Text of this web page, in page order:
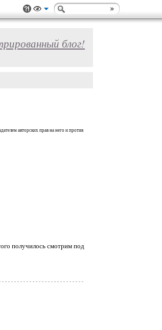
блог!
авторских прав на него и против
получилось смотрим под